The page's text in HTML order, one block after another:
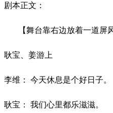
剧本正文：
【舞台靠右边放着一道屏
耿宝、姜游上
李维： 今天休息是个好日子。
耿宝： 我们心里都乐滋滋。